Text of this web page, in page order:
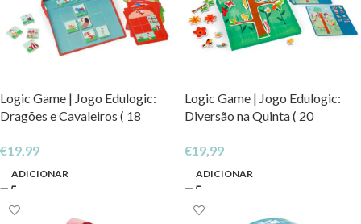
Logic Game | Jogo Edulogic:
Dragões e Cavaleiros ( 18
€19,99
ADICIONAR
Logic Game | Jogo Edulogic:
Diversão na Quinta ( 20
€19,99
ADICIONAR